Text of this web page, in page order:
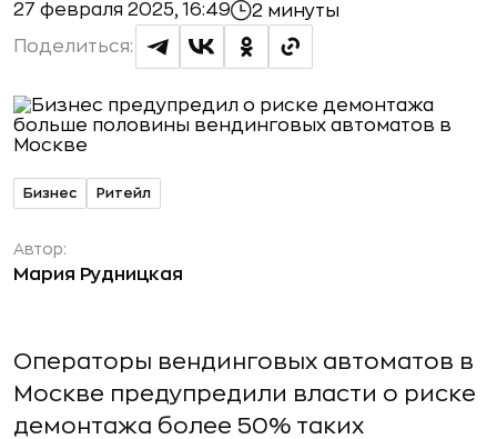
27 февраля 2025, 16:49 2 минуты
Поделиться:
Бизнес Ритейл
Автор:
Мария Рудницкая
Операторы вендинговых автоматов в
Москве предупредили власти о риске
демонтажа более 50% таких